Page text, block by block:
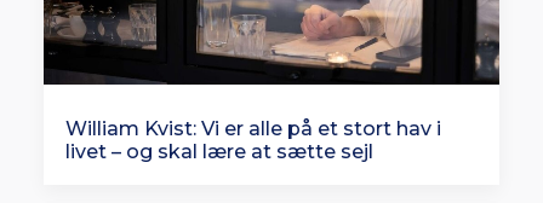
William Kvist: Vi er alle på et stort hav i
livet – og skal lære at sætte sejl